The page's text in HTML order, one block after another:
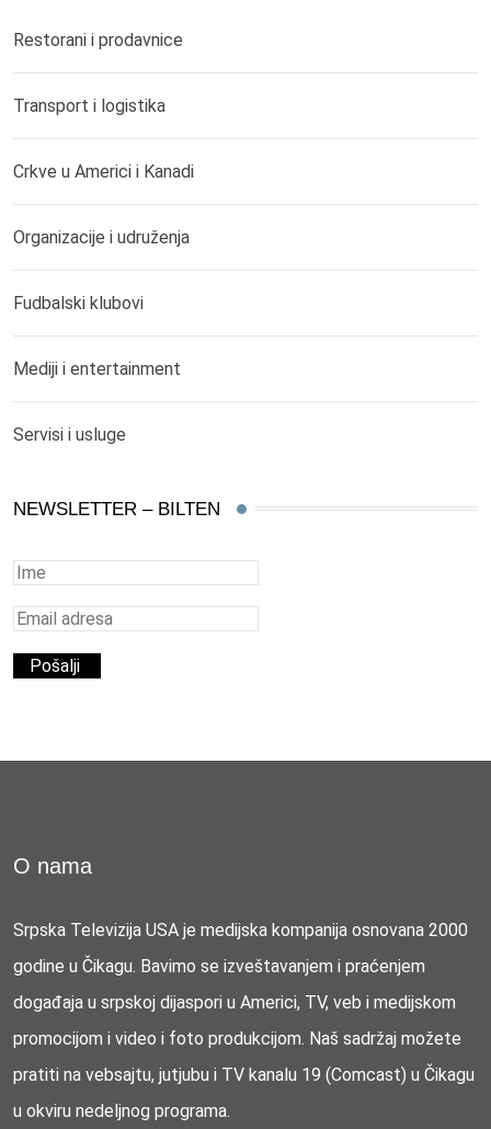
Restorani i prodavnice
Transport i logistika
Crkve u Americi i Kanadi
Organizacije i udruženja
Fudbalski klubovi
Mediji i entertainment
Servisi i usluge
NEWSLETTER – BILTEN
O nama
Srpska Televizija USA je medijska kompanija osnovana 2000
godine u Čikagu. Bavimo se izveštavanjem i praćenjem
događaja u srpskoj dijaspori u Americi, TV, veb i medijskom
promocijom i video i foto produkcijom. Naš sadržaj možete
pratiti na vebsajtu, jutjubu i TV kanalu 19 (Comcast) u Čikagu
u okviru nedeljnog programa.